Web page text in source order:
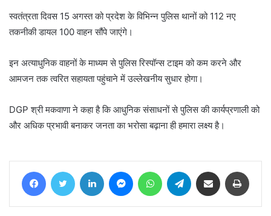
स्वतंत्रता दिवस 15 अगस्त को प्रदेश के विभिन्न पुलिस थानों को 112 नए
तकनीकी डायल 100 वाहन सौंपे जाएंगे।
इन अत्याधुनिक वाहनों के माध्यम से पुलिस रिस्पॉन्स टाइम को कम करने और
आमजन तक त्वरित सहायता पहुंचाने में उल्लेखनीय सुधार होगा।
DGP श्री मकवाणा ने कहा है कि आधुनिक संसाधनों से पुलिस की कार्यप्रणाली को
और अधिक प्रभावी बनाकर जनता का भरोसा बढ़ाना ही हमारा लक्ष्य है।
FacebookTwitter LinkedIn MessengerWhatsAppTelegram Share via Email